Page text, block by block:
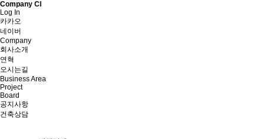
Company CI
Log In
카카오
네이버
Company
회사소개
연혁
오시는길
Business Area
Project
Board
공지사항
건축상담